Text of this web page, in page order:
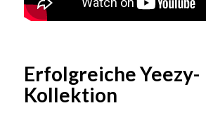
Erfolgreiche Yeezy-
Kollektion